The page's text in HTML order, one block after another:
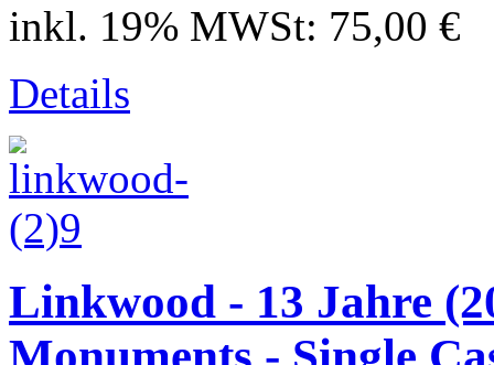
inkl. 19% MWSt: 75,00 €
Details
Linkwood - 13 Jahre